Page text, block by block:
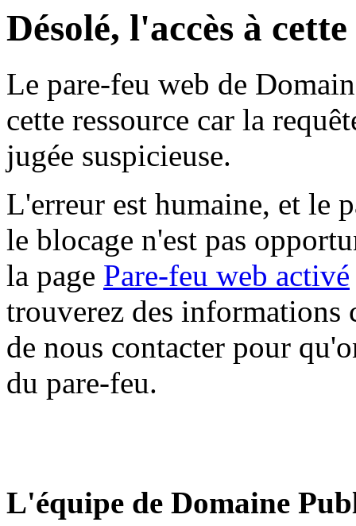
Désolé, l'accès à
Le pare-feu web de
cette ressource car la
jugée suspicieuse.
L'erreur est humaine, et le
le blocage n'est pas
la page Pare-feu web activé
trouverez des informations
de nous contacter pour
du pare-feu.
L'équipe de Domaine